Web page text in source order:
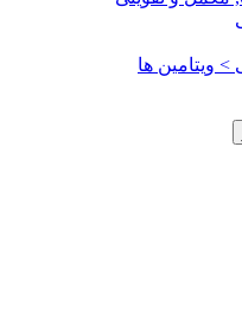
ویتامین ها